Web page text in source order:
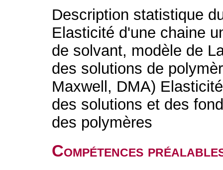
Description statistique
Elasticité d'une chaine
de solvant, modèle de
des solutions de
Maxwell, DMA)
des solutions et des
des polymères
Compétences